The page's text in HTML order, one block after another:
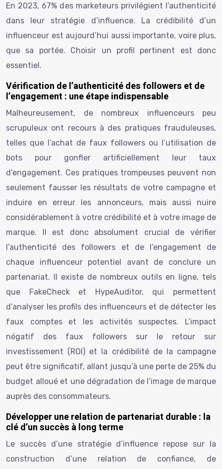
En 2023, 67% des marketeurs privilégient l’authenticité
dans leur stratégie d’influence. La crédibilité d’un
influenceur est aujourd’hui aussi importante, voire plus,
que sa portée. Choisir un profil pertinent est donc
essentiel.
Vérification de l’authenticité des followers et de
l’engagement : une étape indispensable
Malheureusement, de nombreux influenceurs peu
scrupuleux ont recours à des pratiques frauduleuses,
telles que l’achat de faux followers ou l’utilisation de
bots pour gonfler artificiellement leur taux
d’engagement. Ces pratiques trompeuses peuvent non
seulement fausser les résultats de votre campagne et
induire en erreur les annonceurs, mais aussi nuire
considérablement à votre crédibilité et à votre image de
marque. Il est donc absolument crucial de vérifier
l’authenticité des followers et de l’engagement de
chaque influenceur potentiel avant de conclure un
partenariat. Il existe de nombreux outils en ligne, tels
que FakeCheck et HypeAuditor, qui permettent
d’analyser les profils des influenceurs et de détecter les
faux comptes et les activités suspectes. L’impact
négatif des faux followers sur le retour sur
investissement (ROI) et la crédibilité de la campagne
peut être significatif, allant jusqu’à une perte de 25% du
budget alloué et une dégradation de l’image de marque
auprès des consommateurs.
Développer une relation de partenariat durable : la
clé d’un succès à long terme
Le succès d’une stratégie d’influence repose sur la
construction d’une relation de confiance, de